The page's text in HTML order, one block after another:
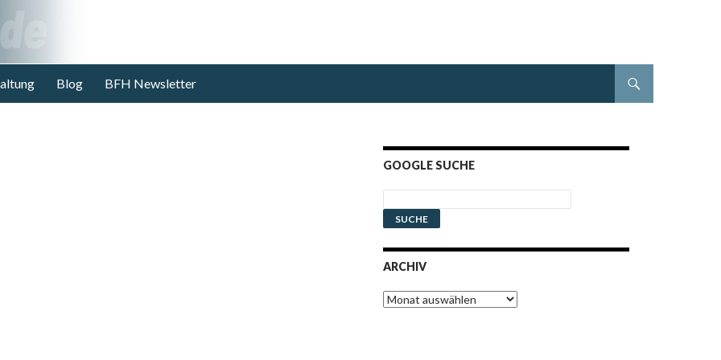
Blog BFH Newsletter
GOOGLE SUCHE
ARCHIV
Archiv